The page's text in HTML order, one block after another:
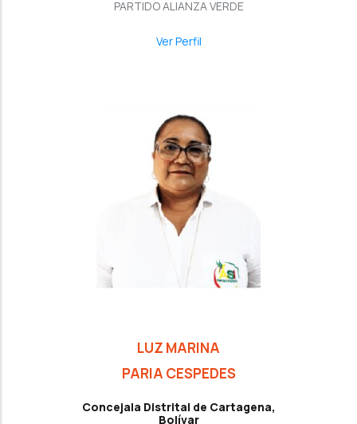
PARTIDO ALIANZA VERDE
Ver Perfil
LUZ MARINA
PARIA CESPEDES
Concejala Distrital de Cartagena,
Bolívar